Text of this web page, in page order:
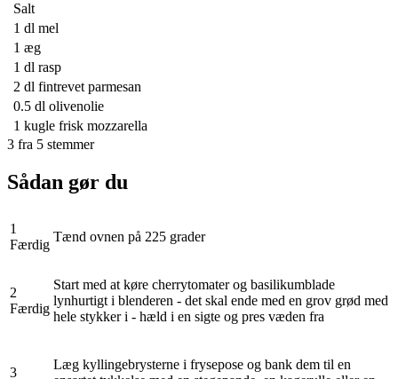
Salt
1 dl mel
1 æg
1 dl rasp
2 dl fintrevet parmesan
0.5 dl olivenolie
1 kugle frisk mozzarella
3 fra 5 stemmer
Sådan gør du
1
Færdig
Tænd ovnen på 225 grader
2
Færdig
Start med at køre cherrytomater og basilikumblade
lynhurtigt i blenderen - det skal ende med en grov grød med
hele stykker i - hæld i en sigte og pres væden fra
3
Læg kyllingebrysterne i frysepose og bank dem til en